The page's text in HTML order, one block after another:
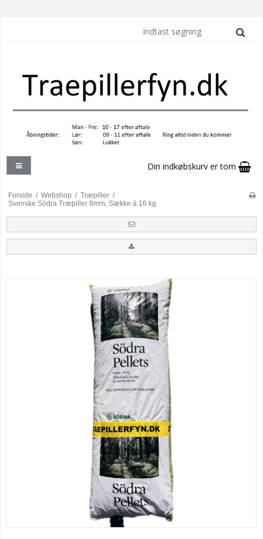
Din indkøbskurv er tom
Forside / Webshop / Træpiller /
Svenske Södra Træpiller 8mm, Sække á 16 kg.